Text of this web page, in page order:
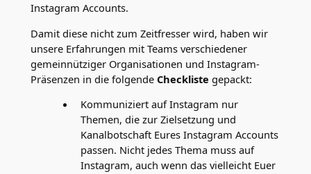
Instagram Accounts.
Damit diese nicht zum Zeitfresser wird, haben wir
unsere Erfahrungen mit Teams verschiedener
gemeinnütziger Organisationen und Instagram-
Präsenzen in die folgende Checkliste gepackt:
Kommuniziert auf Instagram nur
Themen, die zur Zielsetzung und
Kanalbotschaft Eures Instagram Accounts
passen. Nicht jedes Thema muss auf
Instagram, auch wenn das vielleicht Euer